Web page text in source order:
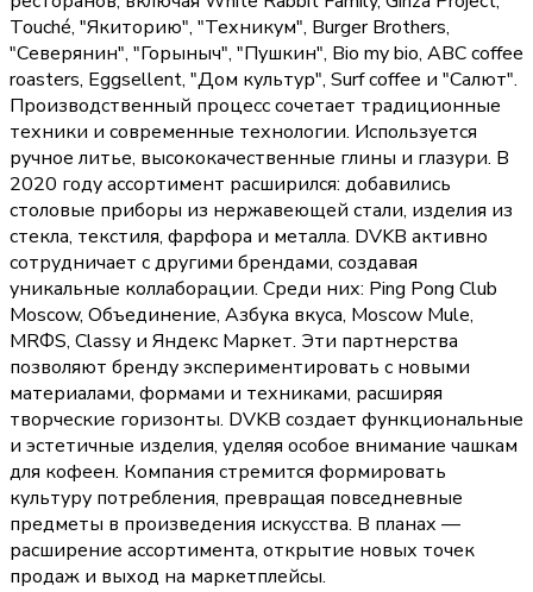
Touché, "Якиторию", "Техникум", Burger Brothers,
"Северянин", "Горыныч", "Пушкин", Bio my bio, ABC coffee
roasters, Eggsellent, "Дом культур", Surf coffee и "Салют".
Производственный процесс сочетает традиционные
техники и современные технологии. Используется
ручное литье, высококачественные глины и глазури. В
2020 году ассортимент расширился: добавились
столовые приборы из нержавеющей стали, изделия из
стекла, текстиля, фарфора и металла. DVKB активно
сотрудничает с другими брендами, создавая
уникальные коллаборации. Среди них: Ping Pong Club
Moscow, Объединение, Азбука вкуса, Moscow Mule,
MRФS, Classy и Яндекс Маркет. Эти партнерства
позволяют бренду экспериментировать с новыми
материалами, формами и техниками, расширяя
творческие горизонты. DVKB создает функциональные
и эстетичные изделия, уделяя особое внимание чашкам
для кофеен. Компания стремится формировать
культуру потребления, превращая повседневные
предметы в произведения искусства. В планах —
расширение ассортимента, открытие новых точек
продаж и выход на маркетплейсы.